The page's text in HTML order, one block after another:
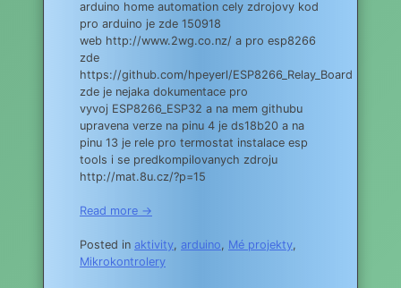
arduino home automation cely zdrojovy kod
pro arduino je zde 150918
web http://www.2wg.co.nz/ a pro esp8266
zde
https://github.com/hpeyerl/ESP8266_Relay_Board
zde je nejaka dokumentace pro
vyvoj ESP8266_ESP32 a na mem githubu
upravena verze na pinu 4 je ds18b20 a na
pinu 13 je rele pro termostat instalace esp
tools i se predkompilovanych zdroju
http://mat.8u.cz/?p=15
Read more →
Posted in aktivity, arduino, Mé projekty,
Mikrokontrolery